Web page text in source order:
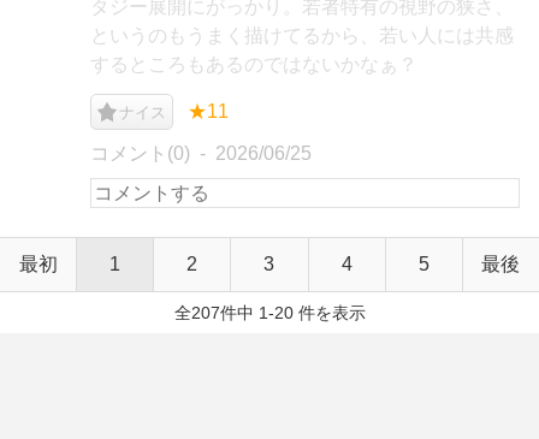
タジー展開にがっかり。若者特有の視野の狭さ、
というのもうまく描けてるから、若い人には共感
するところもあるのではないかなぁ？
ナイス ★11
コメント(0) 2026/06/25
最初 1 2 3 4 5 最後
全207件中 1-20 件を表示